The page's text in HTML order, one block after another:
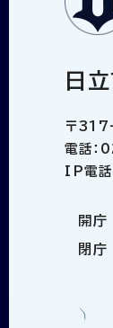
日
〒
電話：
IP電話
開庁
閉庁